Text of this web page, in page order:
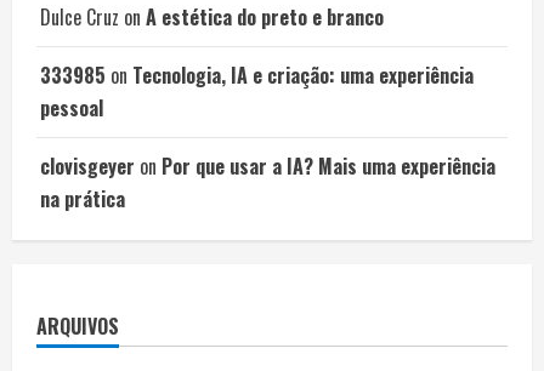
Dulce Cruz on A estética do preto e branco
333985 on Tecnologia, IA e criação: uma experiência
pessoal
clovisgeyer on Por que usar a IA? Mais uma experiência
na prática
ARQUIVOS